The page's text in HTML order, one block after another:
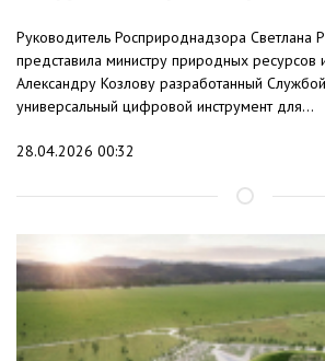
Руководитель Росприроднадзора Светлана
представила министру природных ресурсов
Александру Козлову разработанный
универсальный цифровой инструмент для...
28.04.2026 00:32